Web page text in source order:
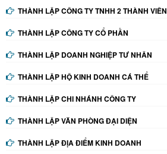
THÀNH LẬP CÔNG TY TNHH 2 THÀNH VIÊN
THÀNH LẬP CÔNG TY CỔ PHẦN
THÀNH LẬP DOANH NGHIỆP TƯ NHÂN
THÀNH LẬP HỘ KINH DOANH CÁ THỂ
THÀNH LẬP CHI NHÁNH CÔNG TY
THÀNH LẬP VĂN PHÒNG ĐẠI DIỆN
THÀNH LẬP ĐỊA ĐIỂM KINH DOANH